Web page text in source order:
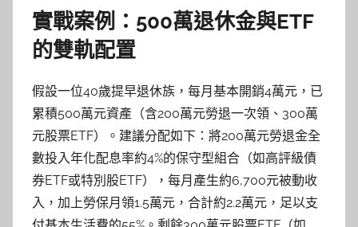
實戰案例：500萬退休金與ETF
的雙軌配置
假設一位40歲提早退休族，每月基本開銷4萬元，已
累積500萬元資產（含200萬元勞退一次領、300萬
元股票ETF）。建議分配如下：將200萬元勞退金全
數投入年化配息率約4%的保守型組合（如高評級債
券ETF或特別股ETF），每月產生約6,700元被動收
入，加上勞保月領1.5萬元，合計約2.2萬元，足以支